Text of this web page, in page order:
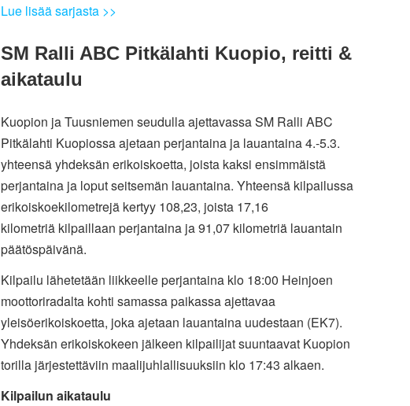
Lue lisää sarjasta >>
SM Ralli ABC Pitkälahti Kuopio, reitti &
aikataulu
Kuopion ja Tuusniemen seudulla ajettavassa SM Ralli ABC
Pitkälahti Kuopiossa ajetaan perjantaina ja lauantaina 4.-5.3.
yhteensä yhdeksän erikoiskoetta, joista kaksi ensimmäistä
perjantaina ja loput seitsemän lauantaina. Yhteensä kilpailussa
erikoiskoekilometrejä kertyy 108,23, joista 17,16
kilometriä kilpaillaan perjantaina ja 91,07 kilometriä lauantain
päätöspäivänä.
Kilpailu lähetetään liikkeelle perjantaina klo 18:00 Heinjoen
moottoriradalta kohti samassa paikassa ajettavaa
yleisöerikoiskoetta, joka ajetaan lauantaina uudestaan (EK7).
Yhdeksän erikoiskokeen jälkeen kilpailijat suuntaavat Kuopion
torilla järjestettäviin maalijuhlallisuuksiin klo 17:43 alkaen.
Kilpailun aikataulu